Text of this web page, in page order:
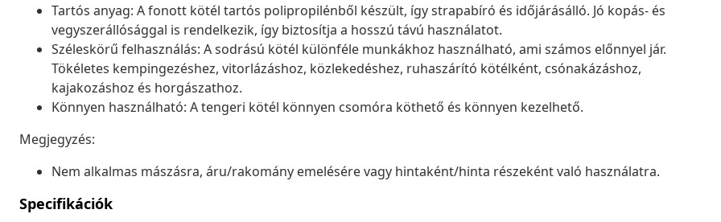
Tartós anyag: A fonott kötél tartós polipropilénből készült, így strapabíró és időjárásálló. Jó kopás- és
vegyszerállósággal is rendelkezik, így biztosítja a hosszú távú használatot.
Széleskörű felhasználás: A sodrású kötél különféle munkákhoz használható, ami számos előnnyel jár.
Tökéletes kempingezéshez, vitorlázáshoz, közlekedéshez, ruhaszárító kötélként, csónakázáshoz,
kajakozáshoz és horgászathoz.
Könnyen használható: A tengeri kötél könnyen csomóra köthető és könnyen kezelhető.
Megjegyzés:
Nem alkalmas mászásra, áru/rakomány emelésére vagy hintaként/hinta részeként való használatra.
Specifikációk